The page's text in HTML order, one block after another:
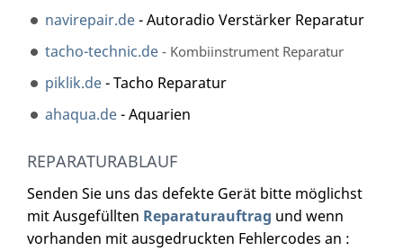
navirepair.de- Autoradio Verstärker Reparatur
tacho-technic.de - Kombiinstrument Reparatur
piklik.de- Tacho Reparatur
ahaqua.de- Aquarien
REPARATURABLAUF
Senden Sie uns das defekte Gerät bitte möglichst
mit Ausgefüllten Reparaturauftrag und wenn
vorhanden mit ausgedruckten Fehlercodes an :